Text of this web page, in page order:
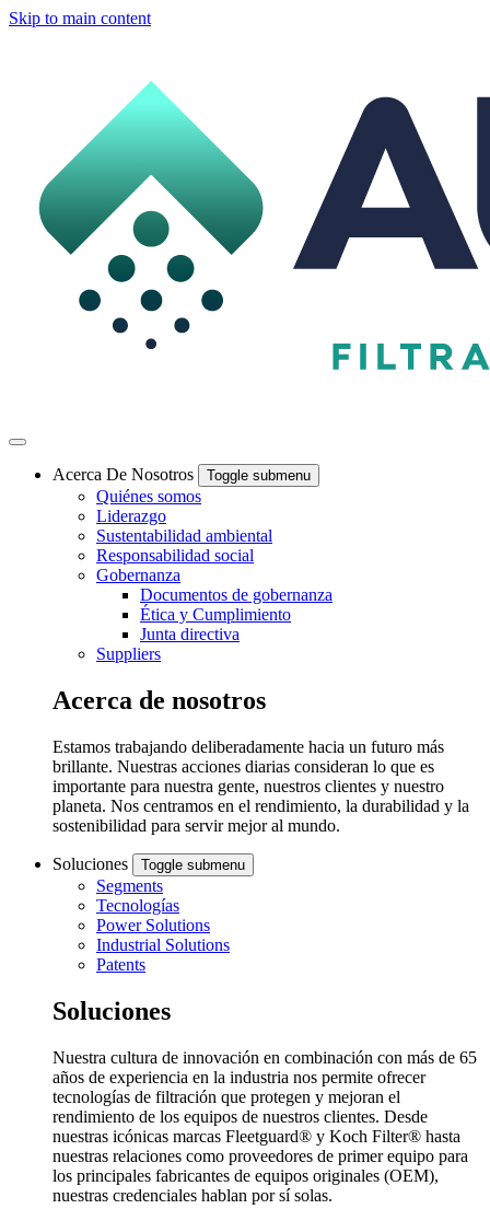
Skip to main content
Acerca De Nosotros Toggle submenu
Quiénes somos
Liderazgo
Sustentabilidad ambiental
Responsabilidad social
Gobernanza
Documentos de gobernanza
Ética y Cumplimiento
Junta directiva
Suppliers
Acerca de nosotros
Estamos trabajando deliberadamente hacia un futuro más
brillante. Nuestras acciones diarias consideran lo que es
importante para nuestra gente, nuestros clientes y nuestro
planeta. Nos centramos en el rendimiento, la durabilidad y la
sostenibilidad para servir mejor al mundo.
Soluciones Toggle submenu
Segments
Tecnologías
Power Solutions
Industrial Solutions
Patents
Soluciones
Nuestra cultura de innovación en combinación con más de 65
años de experiencia en la industria nos permite ofrecer
tecnologías de filtración que protegen y mejoran el
rendimiento de los equipos de nuestros clientes. Desde
nuestras icónicas marcas Fleetguard® y Koch Filter® hasta
nuestras relaciones como proveedores de primer equipo para
los principales fabricantes de equipos originales (OEM),
nuestras credenciales hablan por sí solas.